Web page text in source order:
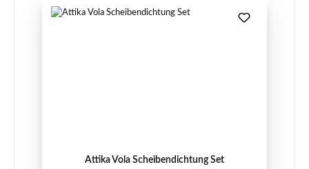
Attika Vola Scheibendichtung Set